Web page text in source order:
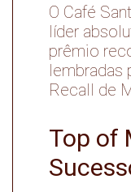
O Café
líder
prêmio
lembradas
Recall de
Top of